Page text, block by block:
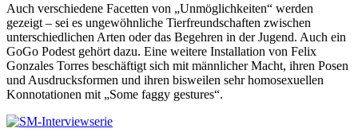
Auch verschiedene Facetten von „Unmöglichkeiten“ werden
gezeigt – sei es ungewöhnliche Tierfreundschaften zwischen
unterschiedlichen Arten oder das Begehren in der Jugend. Auch ein
GoGo Podest gehört dazu. Eine weitere Installation von Felix
Gonzales Torres beschäftigt sich mit männlicher Macht, ihren Posen
und Ausdrucksformen und ihren bisweilen sehr homosexuellen
Konnotationen mit „Some faggy gestures“.